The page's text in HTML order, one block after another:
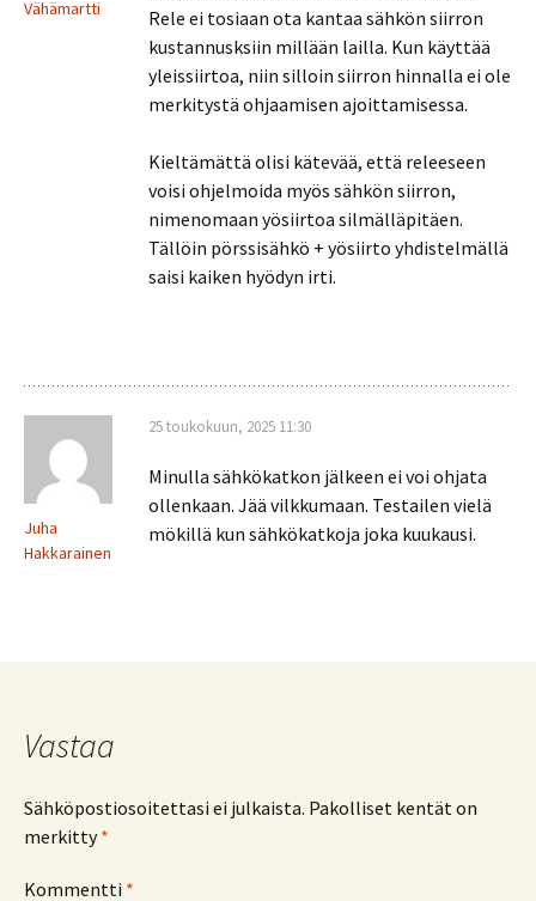
Vähämartti
Rele ei tosiaan ota kantaa sähkön siirron
kustannusksiin millään lailla. Kun käyttää
yleissiirtoa, niin silloin siirron hinnalla ei ole
merkitystä ohjaamisen ajoittamisessa.
Kieltämättä olisi kätevää, että releeseen
voisi ohjelmoida myös sähkön siirron,
nimenomaan yösiirtoa silmälläpitäen.
Tällöin pörssisähkö + yösiirto yhdistelmällä
saisi kaiken hyödyn irti.
Juha
Hakkarainen
25 toukokuun, 2025 11:30
Minulla sähkökatkon jälkeen ei voi ohjata
ollenkaan. Jää vilkkumaan. Testailen vielä
mökillä kun sähkökatkoja joka kuukausi.
Vastaa
Sähköpostiosoitettasi ei julkaista. Pakolliset kentät on
merkitty*
Kommentti *